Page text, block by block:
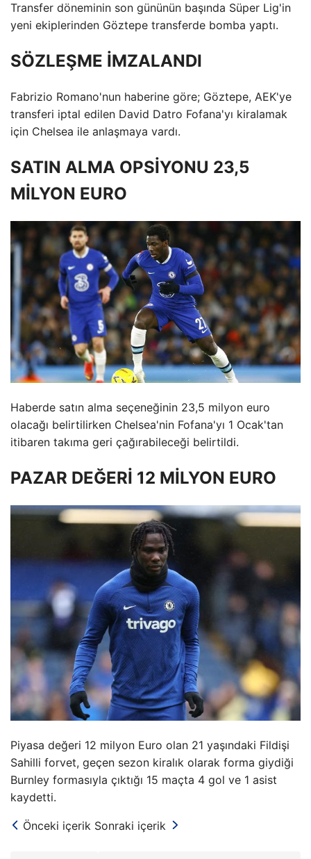
Transfer döneminin son gününün başında Süper Lig'in
yeni ekiplerinden Göztepe transferde bomba yaptı.
SÖZLEŞME İMZALANDI
Fabrizio Romano'nun haberine göre; Göztepe, AEK'ye
transferi iptal edilen David Datro Fofana'yı kiralamak
için Chelsea ile anlaşmaya vardı.
SATIN ALMA OPSİYONU 23,5
MİLYON EURO
Haberde satın alma seçeneğinin 23,5 milyon euro
olacağı belirtilirken Chelsea'nin Fofana'yı 1 Ocak'tan
itibaren takıma geri çağırabileceği belirtildi.
PAZAR DEĞERİ 12 MİLYON EURO
Piyasa değeri 12 milyon Euro olan 21 yaşındaki Fildişi
Sahilli forvet, geçen sezon kiralık olarak forma giydiği
Burnley formasıyla çıktığı 15 maçta 4 gol ve 1 asist
kaydetti.
Önceki içerik Sonraki içerik